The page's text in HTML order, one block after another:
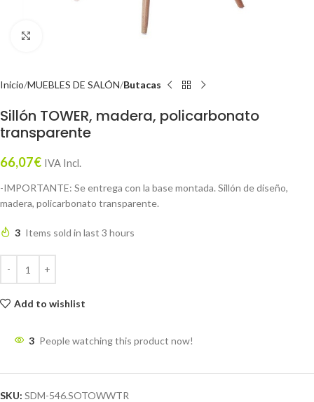
Inicio MUEBLES DE SALÓN Butacas
Sillón TOWER, madera, policarbonato
transparente
66,07€ IVA Incl.
-IMPORTANTE: Se entrega con la base montada. Sillón de diseño,
madera, policarbonato transparente.
3 Items sold in last 3 hours
Add to wishlist
3 People watching this product now!
SKU: SDM-546.SOTOWWTR